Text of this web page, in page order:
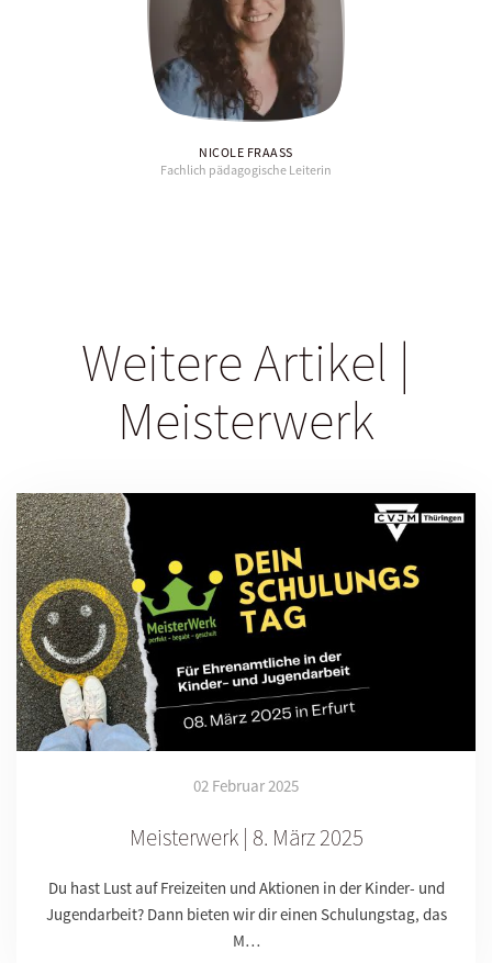
NICOLE FRAASS
Fachlich pädagogische Leiterin
Weitere Artikel |
Meisterwerk
02 Februar 2025
Meisterwerk | 8. März 2025
Du hast Lust auf Freizeiten und Aktionen in der Kinder- und
Jugendarbeit? Dann bieten wir dir einen Schulungstag, das
M…